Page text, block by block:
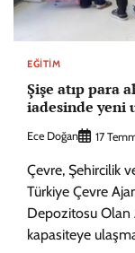
EĞITIM
Şişe atıp para
iadesinde yeni
Ece Doğan 17
Çevre, Şehircilik
Türkiye Çevre
Depozitosu Olan
kapasiteye